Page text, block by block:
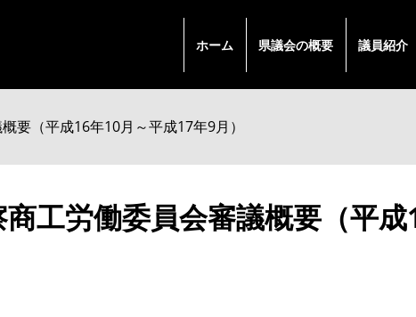
ホーム 県議会の概要 議員紹介
要（平成16年10月～平成17年9月）
工労働委員会審議概要（平成